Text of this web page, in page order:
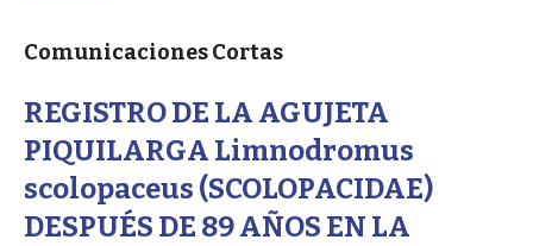
Comunicaciones Cortas
REGISTRO DE LA AGUJETA
PIQUILARGA Limnodromus
scolopaceus (SCOLOPACIDAE)
DESPUÉS DE 89 AÑOS EN LA